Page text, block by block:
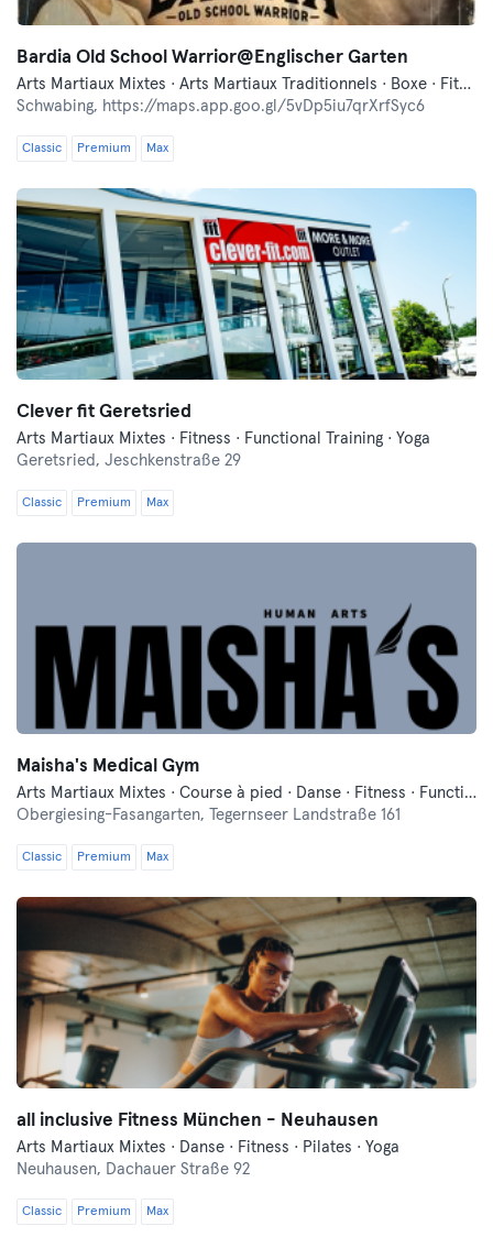
Bardia Old School Warrior@Englischer Garten
Arts Martiaux Mixtes · Arts Martiaux Traditionnels · Boxe · Fitness · Free Fight · Self-défense
Schwabing, https://maps.app.goo.gl/5vDp5iu7qrXrfSyc6
Classic Premium Max
Clever fit Geretsried
Arts Martiaux Mixtes · Fitness · Functional Training · Yoga
Geretsried, Jeschkenstraße 29
Classic Premium Max
Maisha's Medical Gym
Arts Martiaux Mixtes · Course à pied · Danse · Fitness · Functional Training · Hyrox · Indoor Cycling · Pilates · Relaxation · Yoga
Obergiesing-Fasangarten,
Tegernseer Landstraße 161
Classic Premium Max
all inclusive Fitness München - Neuhausen
Arts Martiaux Mixtes · Danse · Fitness · Pilates · Yoga
Neuhausen, Dachauer Straße 92
Classic Premium Max